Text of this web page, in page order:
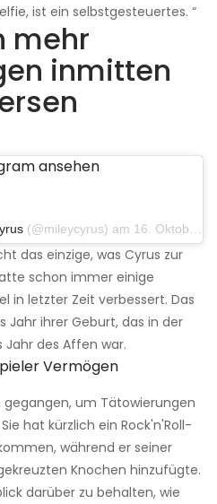
ist ein selbstgesteuertes. “
mehr
inmitten
ansehen
(@mileycyrus) am 16. Oktober 2019 um 19:04 Uhr PDT
das einzige, was Cyrus zur
schon immer einige
in letzter Zeit verbessert. Das
Jahr ihrer Geburt, das in der
des Affen war.
Vermögen
um Tätowierungen
hat kürzlich ein Rock'n'Roll-
während er seiner
Knochen hinzufügte.
darüber zu behalten, wie